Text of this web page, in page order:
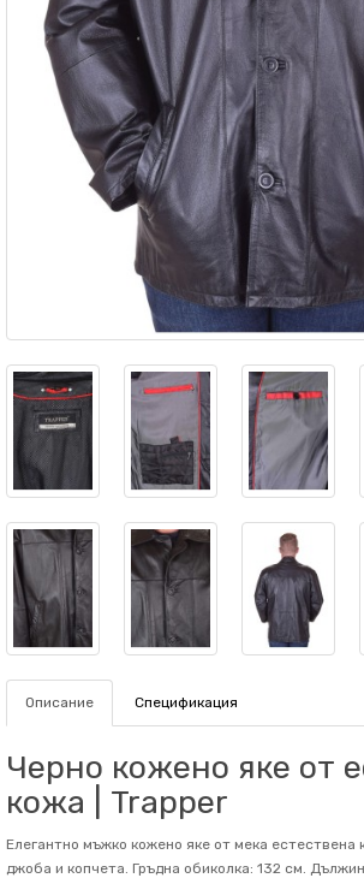
Описание Спецификация
Черно кожено яке от
кожа | Trapper
Елегантно мъжко кожено яке от мека естествена
джоба и копчета. Гръдна обиколка: 132 см.